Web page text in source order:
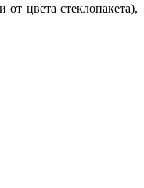
цвета стеклопакета),